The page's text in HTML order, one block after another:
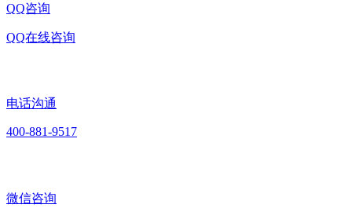
QQ咨询
QQ在线咨询
电话沟通
400-881-9517
微信咨询